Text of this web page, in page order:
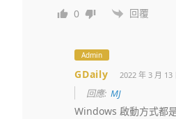
0 回覆
Admin
GDaily 2022 年 3 月 13
回應:MJ
Windows 啟動方式都